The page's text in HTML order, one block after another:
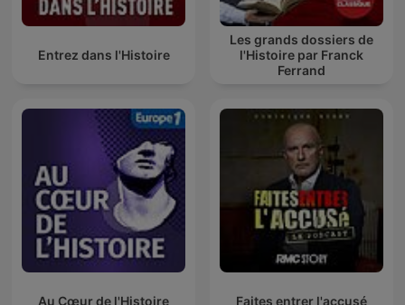
Entrez dans l'Histoire
Les grands dossiers de
l'Histoire par Franck
Ferrand
Au Cœur de l'Histoire Faites entrer l'accusé